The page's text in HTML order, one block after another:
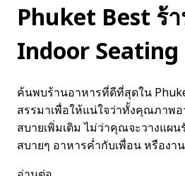
Phuket Best ร้
Indoor Seating
ค้นพบร้านอาหารที่ดีที่สุดใน
สรรมาเพื่อให้แน่ใจว่าทั้งคุณภาพ
สบายเพิ่มเติม ไม่ว่าคุณจะวางแผ
สบายๆ อาหารค่ำกับเพื่อน หรืองา